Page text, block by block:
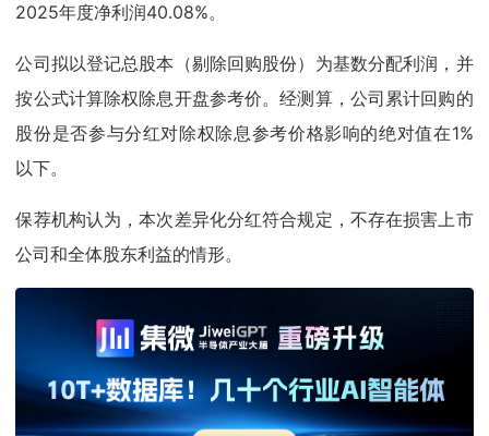
2025年度净利润40.08%。
公司拟以登记总股本（剔除回购股份）为基数分配利润，并
按公式计算除权除息开盘参考价。经测算，公司累计回购的
股份是否参与分红对除权除息参考价格影响的绝对值在1%
以下。
保荐机构认为，本次差异化分红符合规定，不存在损害上市
公司和全体股东利益的情形。